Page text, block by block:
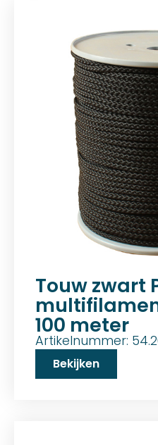
Touw zwart
100 meter
Artikelnummer:
Bekijken